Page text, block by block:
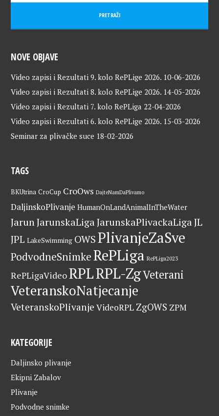
NOVE OBJAVE
Video zapisi i Rezultati 9. kolo RePLige 2026. 10-06-2026
Video zapisi i Rezultati 8. kolo RePLige 2026. 14-05-2026
Video zapisi i Rezultati 7. kolo RePLiga 22-04-2026
Video zapisi i Rezultati 6. kolo RePLige 2026. 15-03-2026
Seminar za plivačke suce 18-02-2026
TAGS
BKUtrina CroCup CroOws DajteNamDaPlivamo
DaljinskoPlivanje HumanOnLandAnimalInTheWater
JarunJarunskaLiga JarunskaPlivackaLiga JL
JPL LakeSwimming OWS PlivanjeZaSve
PodvodneSnimkeRePLiga RePLiga2023
RePLigaVideoRPLRPL-ZgVeterani
VeteranskoNatjecanje
VeteranskoPlivanje VideoRPL ZgOWS ZPM
KATEGORIJE
Daljinsko plivanje
Ekipni Zabalov
Plivanje
Podvodne snimke